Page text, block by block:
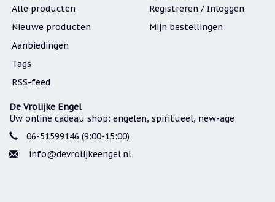
Alle producten
Nieuwe producten
Aanbiedingen
Tags
RSS-feed
Registreren / Inloggen
Mijn bestellingen
De Vrolijke Engel
Uw online cadeau shop: engelen, spiritueel, new-age
06-51599146 (9:00-15:00)
info@devrolijkeengel.nl